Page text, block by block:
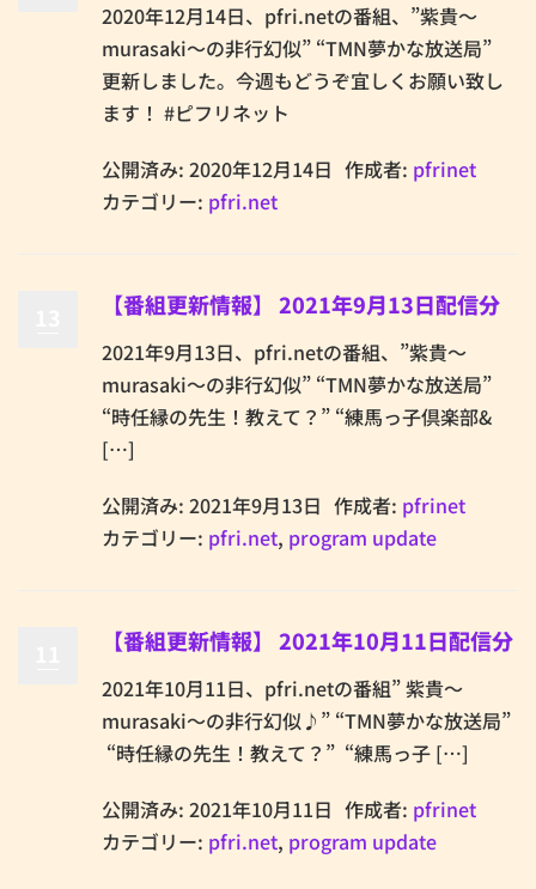
2020年12月14日、pfri.netの番組、”紫貴～
murasaki～の非行幻似” “TMN夢かな放送局”
更新しました。今週もどうぞ宜しくお願い致し
ます！ #ピフリネット
公開済み: 2020年12月14日 作成者: pfrinet
カテゴリー: pfri.net
【番組更新情報】 2021年9月13日配信分
2021年9月13日、pfri.netの番組、”紫貴～
murasaki～の非行幻似” “TMN夢かな放送局”
“時任縁の先生！教えて？” “練馬っ子倶楽部&
[…]
公開済み: 2021年9月13日 作成者: pfrinet
カテゴリー: pfri.net, program update
【番組更新情報】 2021年10月11日配信分
2021年10月11日、pfri.netの番組” 紫貴～
murasaki～の非行幻似♪” “TMN夢かな放送局”
“時任縁の先生！教えて？” “練馬っ子 […]
公開済み: 2021年10月11日 作成者: pfrinet
カテゴリー: pfri.net, program update